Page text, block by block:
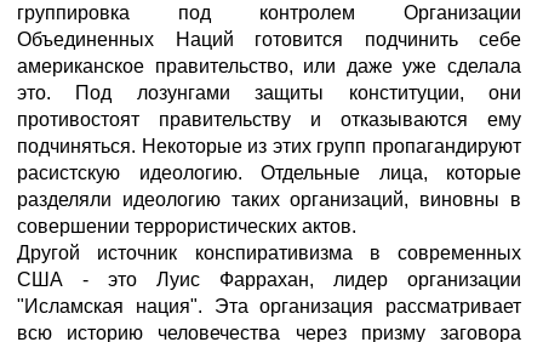
группировка под контролем Организации
Объединенных Наций готовится подчинить себе
американское правительство, или даже уже сделала
это. Под лозунгами защиты конституции, они
противостоят правительству и отказываются ему
подчиняться. Некоторые из этих групп пропагандируют
расистскую идеологию. Отдельные лица, которые
разделяли идеологию таких организаций, виновны в
совершении террористических актов.
Другой источник конспиративизма в современных
США - это Луис Фаррахан, лидер организации
"Исламская нация". Эта организация рассматривает
всю историю человечества через призму заговора